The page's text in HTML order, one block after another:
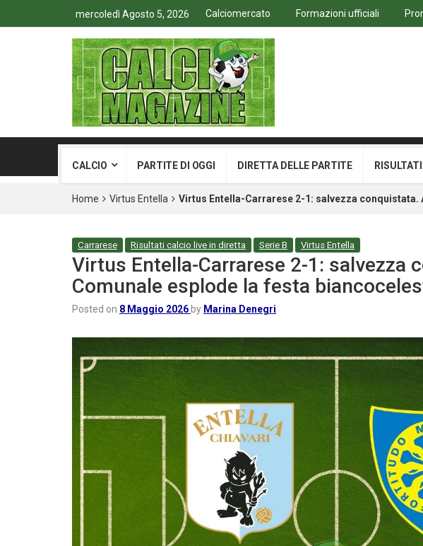
mercoledì Agosto 5, 2026 Calciomercato Formazioni ufficiali
CALCIO PARTITE DI OGGI DIRETTA DELLE PARTITE
Home Virtus Entella Virtus Entella-Carrarese 2-1: salvezza
Carrarese Risultati calcio live in diretta Serie B Virtus Entella
Virtus Entella-Carrarese 2-1: salvezza
Comunale esplode la festa
Posted on 8 Maggio 2026 by Marina Denegri